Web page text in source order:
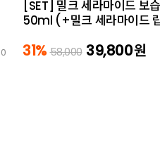
0
[SET] 밀크 세라마이드 보
50ml (+밀크 세라마이드
31% 58,000 39,800원